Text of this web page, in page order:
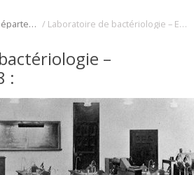
1932 : Création du Département de microbiologie, infectiologie et immunologie / Laboratoire de bactériologie – E00381FP05268
–
: